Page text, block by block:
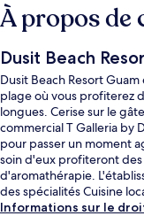
À propos de
Dusit Beach
Dusit Beach Resort
plage où vous profiterez
longues. Cerise sur le
commercial T Galleria by
pour passer un moment
soin d'eux profiteront des
d'aromathérapie.
des spécialités Cuisine
déjeuner, le déjeuner et
Informations sur le